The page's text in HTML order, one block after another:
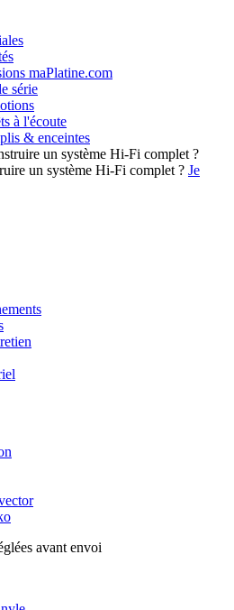
maPlatine.com
série
à l'écoute
& enceintes
un système Hi-Fi complet ? Je
avant envoi